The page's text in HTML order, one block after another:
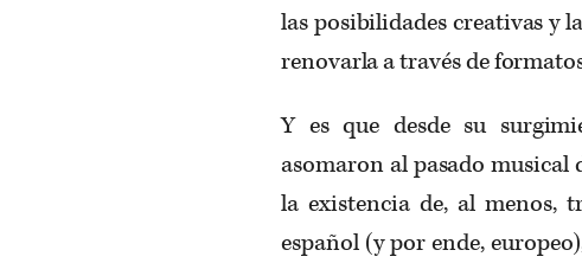
las posibilidades creativas y
renovarla a través de
Y es que desde su
asomaron al pasado musical
la existencia de, al menos,
español (y por ende,